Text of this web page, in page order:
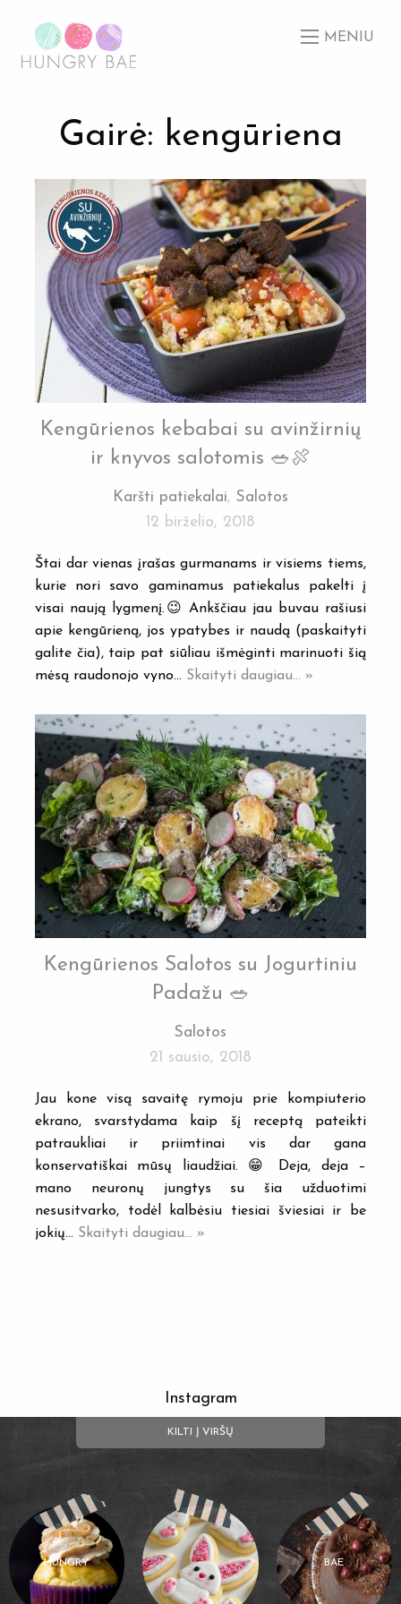
MENIU
Gairė: kengūriena
Kengūrienos kebabai su avinžirnių
ir knyvos salotomis 🥗🍖
Karšti patiekalai, Salotos
12 birželio, 2018
Štai dar vienas įrašas gurmanams ir visiems tiems,
kurie nori savo gaminamus patiekalus pakelti į
visai naują lygmenį.😉 Ankščiau jau buvau rašiusi
apie kengūrieną, jos ypatybes ir naudą (paskaityti
galite čia), taip pat siūliau išmėginti marinuoti šią
mėsą raudonojo vyno… Skaityti daugiau... »
Kengūrienos Salotos su Jogurtiniu
Padažu 🥗
Salotos
21 sausio, 2018
Jau kone visą savaitę rymoju prie kompiuterio
ekrano, svarstydama kaip šį receptą pateikti
patraukliai ir priimtinai vis dar gana
konservatiškai mūsų liaudžiai. 😁 Deja, deja –
mano neuronų jungtys su šia užduotimi
nesusitvarko, todėl kalbėsiu tiesiai šviesiai ir be
jokių… Skaityti daugiau... »
Instagram
KILTI Į VIRŠŲ
HUNGRY BAE